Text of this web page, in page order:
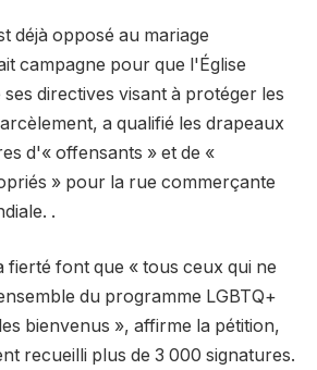
déjà opposé au mariage
campagne pour que l'Église
directives visant à protéger les
a qualifié les drapeaux
d'« offensants » et de «
» pour la rue commerçante
.
fierté font que « tous ceux qui ne
du programme LGBTQ+
bienvenus », affirme la pétition,
recueilli plus de 3 000 signatures.